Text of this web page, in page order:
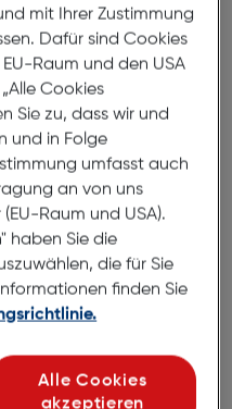
M
mit
BM 26 und BM
22 - 35 cm
mit Ihrer Zustimmung
Dafür sind Cookies
Raum und den USA
Cookies
Sie zu, dass wir und
und in Folge
umfasst auch
an von uns
Raum und USA).
haben Sie die
die für Sie
finden Sie
Alle Cookies
akzeptieren